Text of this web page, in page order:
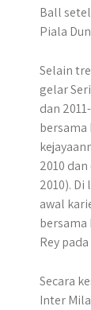
Ball
Piala
Selain
gelar
dan
2010
2010).
awal
bersama
Rey
Secara
Inter